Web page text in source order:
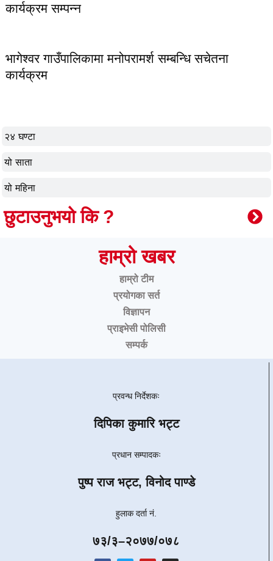
२४ घण्टा
यो साता
यो महिना
कार्यक्रम सम्पन्न
भागेश्वर गाउँपालिकामा मनोपरामर्श सम्बन्धि सचेतना
कार्यक्रम
छुटाउनुभयो कि ?
हाम्रो खबर
हाम्रो टीम
प्रयोगका सर्त
विज्ञापन
प्राइभेसी पोलिसी
सम्पर्क
प्रवन्ध निर्देशकः
दिपिका कुमारि भट्ट
प्रधान सम्पादकः
पुष्प राज भट्ट, विनोद पाण्डे
हुलाक दर्ता नं.
७३/३–२०७७/०७८